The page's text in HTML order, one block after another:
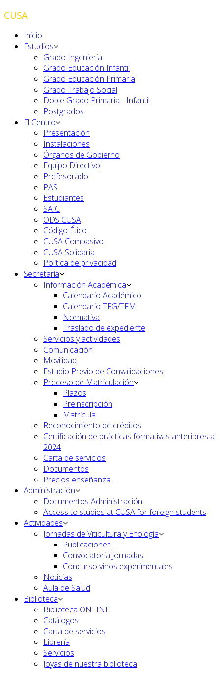
CUSA
Inicio
Estudios
Grado Ingeniería
Grado Educación Infantil
Grado Educación Primaria
Grado Trabajo Social
Doble Grado Primaria - Infantil
Postgrados
El Centro
Presentación
Instalaciones
Órganos de Gobierno
Equipo Directivo
Profesorado
PAS
Estudiantes
SAIC
ODS CUSA
Código Ético
CUSA Compasivo
CUSA Solidaria
Política de privacidad
Secretaría
Información Académica
Calendario Académico
Calendario TFG/TFM
Normativa
Traslado de expediente
Servicios y actividades
Comunicación
Movilidad
Estudio Previo de Convalidaciones
Proceso de Matriculación
Plazos
Preinscripción
Matrícula
Reconocimiento de créditos
Certificación de prácticas formativas anteriores a
2024
Carta de servicios
Documentos
Precios enseñanza
Administración
Documentos Administración
Access to studies at CUSA for foreign students
Actividades
Jornadas de Viticultura y Enología
Publicaciones
Convocatoria Jornadas
Concurso vinos experimentales
Noticias
Aula de Salud
Biblioteca
Biblioteca ONLINE
Catálogos
Carta de servicios
Librería
Servicios
Joyas de nuestra biblioteca